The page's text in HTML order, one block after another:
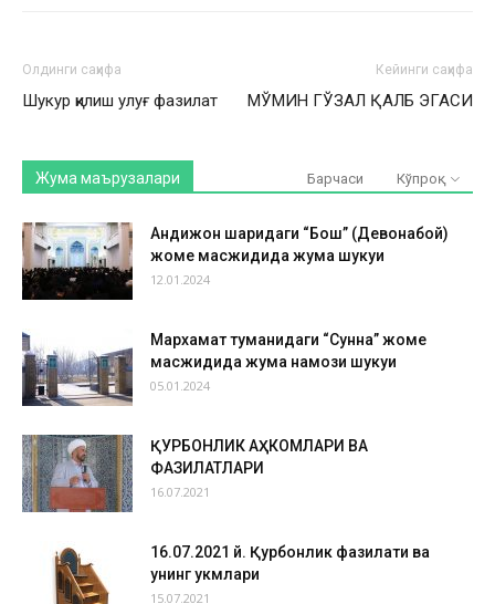
Олдинги саҳифа
Шукур қилиш улуғ фазилат
Кейинги саҳифа
МЎМИН ГЎЗАЛ ҚАЛБ ЭГАСИ
Жума маърузалари Барчаси Кўпроқ
Андижон шаҳридаги “Бош” (Девонабой)
жоме масжидида жума шукуҳи
12.01.2024
Мархамат туманидаги “Сунна” жоме
масжидида жума намози шукуҳи
05.01.2024
ҚУРБОНЛИК АҲКОМЛАРИ ВА
ФАЗИЛАТЛАРИ
16.07.2021
16.07.2021 й. Қурбонлик фазилати ва
унинг ҳукмлари
15.07.2021